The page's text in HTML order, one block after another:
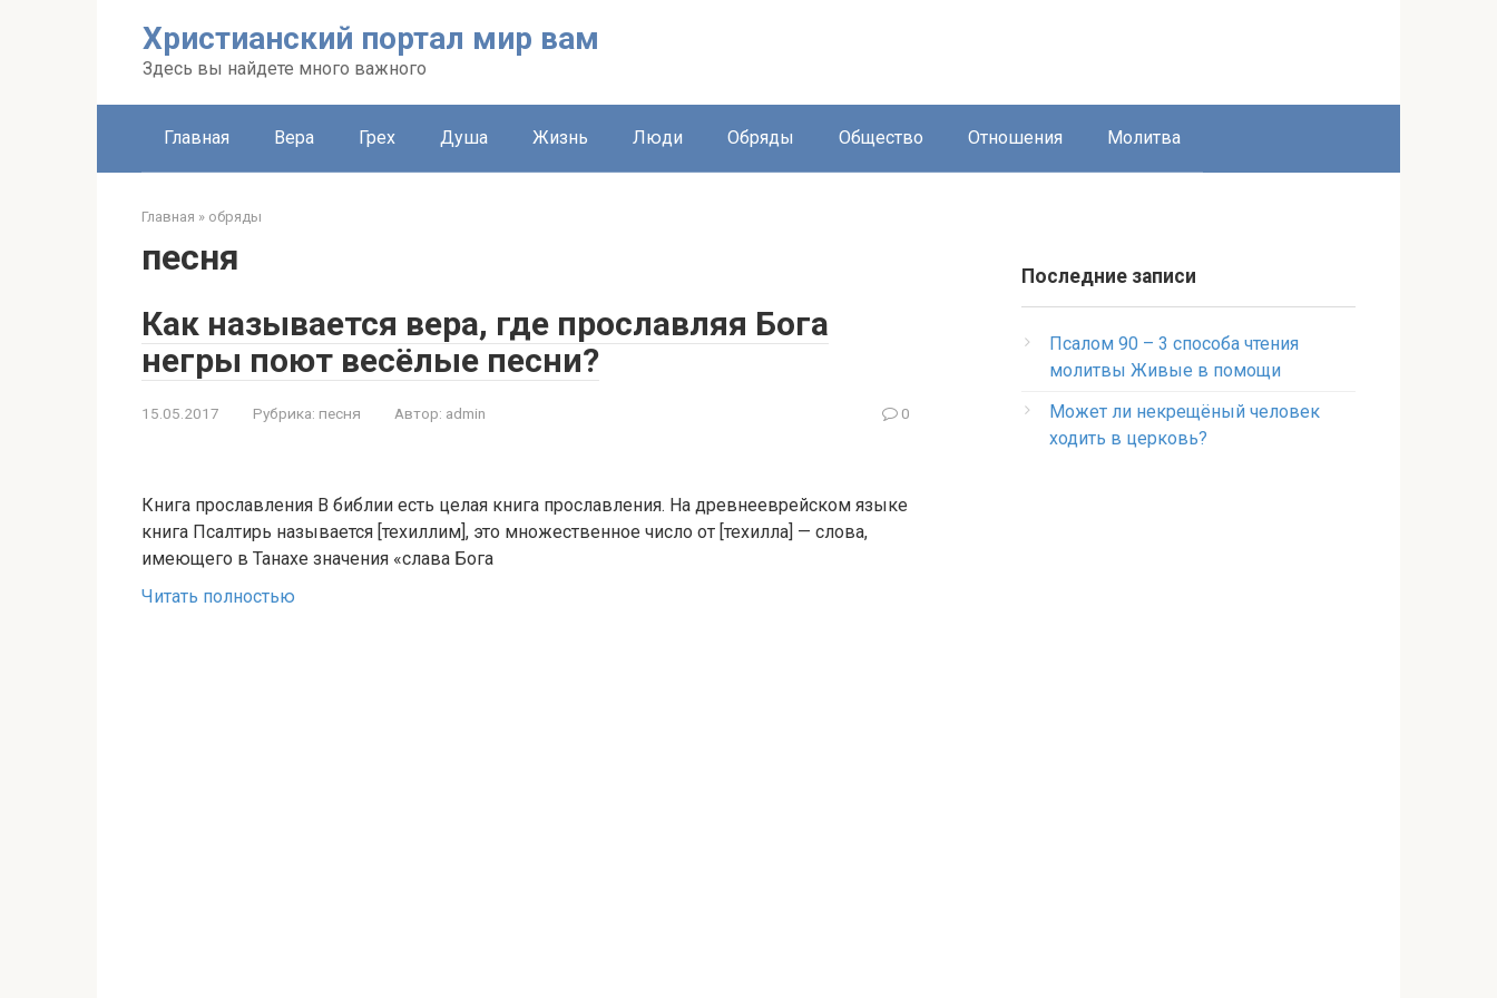
Христианский портал мир вам
Здесь вы найдете много важного
Главная Вера Грех Душа Жизнь Люди Обряды Общество Отношения Молитва
Главная » обряды
песня
Как называется вера, где прославляя Бога
негры поют весёлые песни?
15.05.2017 Рубрика: песня Автор: admin 0
Книга прославления В библии есть целая книга прославления. На древнееврейском языке
книга Псалтирь называется [техиллим], это множественное число от [техилла] — слова,
имеющего в Танахе значения «слава Бога
Читать полностью
Последние записи
Псалом 90 – 3 способа чтения
молитвы Живые в помощи
Может ли некрещёный человек
ходить в церковь?